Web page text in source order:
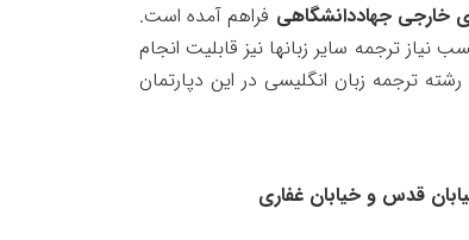
خارجی جهاددانشگاهی فراهم آمده است.
ترجمه سایر زبانها نیز قابلیت انجام
ترجمه زبان انگلیسی در این دپارتمان
قدس و خیابان غفاری